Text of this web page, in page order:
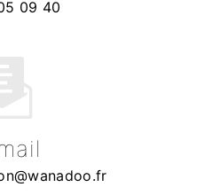
09 40